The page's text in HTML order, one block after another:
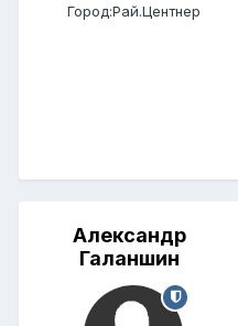
Город:Рай.Центнер
Александр
Галаншин